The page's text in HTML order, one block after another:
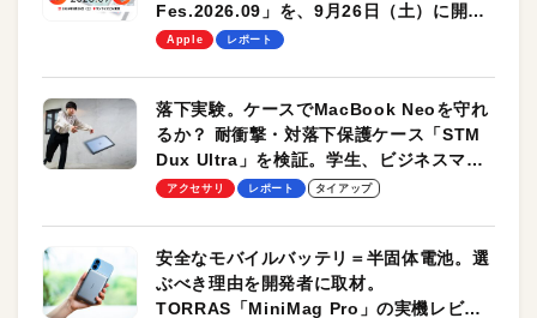
Fes.2026.09」を、9月26日（土）に開催
します！
Apple レポート
落下実験。ケースでMacBook Neoを守れ
るか？ 耐衝撃・対落下保護ケース「STM
Dux Ultra」を検証。学生、ビジネスマン
のモバイルユースに最適！
アクセサリ レポート タイアップ
安全なモバイルバッテリ＝半固体電池。選
ぶべき理由を開発者に取材。
TORRAS「MiniMag Pro」の実機レビュ